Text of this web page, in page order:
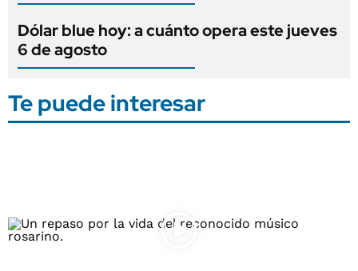
Dólar blue hoy: a cuánto opera este jueves
6 de agosto
Te puede interesar